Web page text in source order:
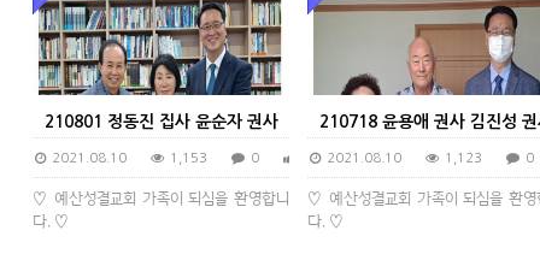
210801 정동진 집사 윤순자 권사
2021.08.10 1,153 0
♡ 예산성결교회 가족이 되심을 환영합니
다. ♡
210718 윤용애 권사 김진성 권
2021.08.10 1,123 0
♡ 예산성결교회 가족이 되심을 환영
다. ♡